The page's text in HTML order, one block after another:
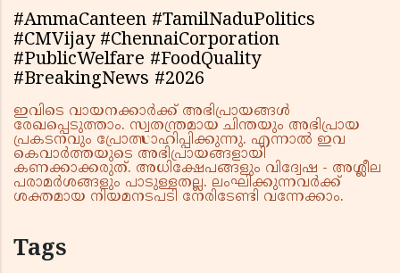
#AmmaCanteen #TamilNaduPolitics
#CMVijay #ChennaiCorporation
#PublicWelfare #FoodQuality
#BreakingNews #2026
ഇവിടെ വായനക്കാർക്ക് അഭിപ്രായങ്ങൾ
രേഖപ്പെടുത്താം. സ്വതന്ത്രമായ ചിന്തയും അഭിപ്രായ
പ്രകടനവും പ്രോത്സാഹിപ്പിക്കുന്നു. എന്നാൽ ഇവ
കെവാർത്തയുടെ അഭിപ്രായങ്ങളായി
കണക്കാക്കരുത്. അധിക്ഷേപങ്ങളും വിദ്വേഷ - അശ്ലീല
പരാമർശങ്ങളും പാടുള്ളതല്ല. ലംഘിക്കുന്നവർക്ക്
ശക്തമായ നിയമനടപടി നേരിടേണ്ടി വന്നേക്കാം.
Tags